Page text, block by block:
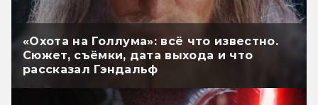
«Охота на Голлума»: всё что известно.
Сюжет, съёмки, дата выхода и что
рассказал Гэндальф